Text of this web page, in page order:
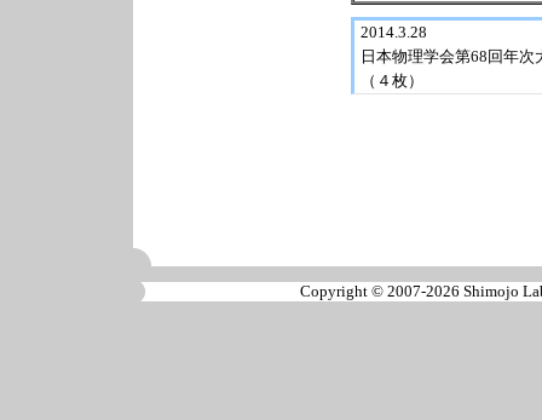
2014.3.28
日本物理学会第68回年次
（４枚）
Copyright © 2007-2026 Shimojo